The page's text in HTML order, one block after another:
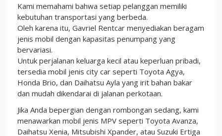
Kami memahami bahwa setiap pelanggan memiliki
kebutuhan transportasi yang berbeda.
Oleh karena itu, Gavriel Rentcar menyediakan beragam
jenis mobil dengan kapasitas penumpang yang
bervariasi.
Untuk perjalanan keluarga kecil atau keperluan pribadi,
tersedia mobil jenis city car seperti Toyota Agya,
Honda Brio, dan Daihatsu Ayla yang irit bahan bakar
dan mudah dikendarai di jalanan perkotaan.
Jika Anda bepergian dengan rombongan sedang, kami
menawarkan mobil jenis MPV seperti Toyota Avanza,
Daihatsu Xenia, Mitsubishi Xpander, atau Suzuki Ertiga